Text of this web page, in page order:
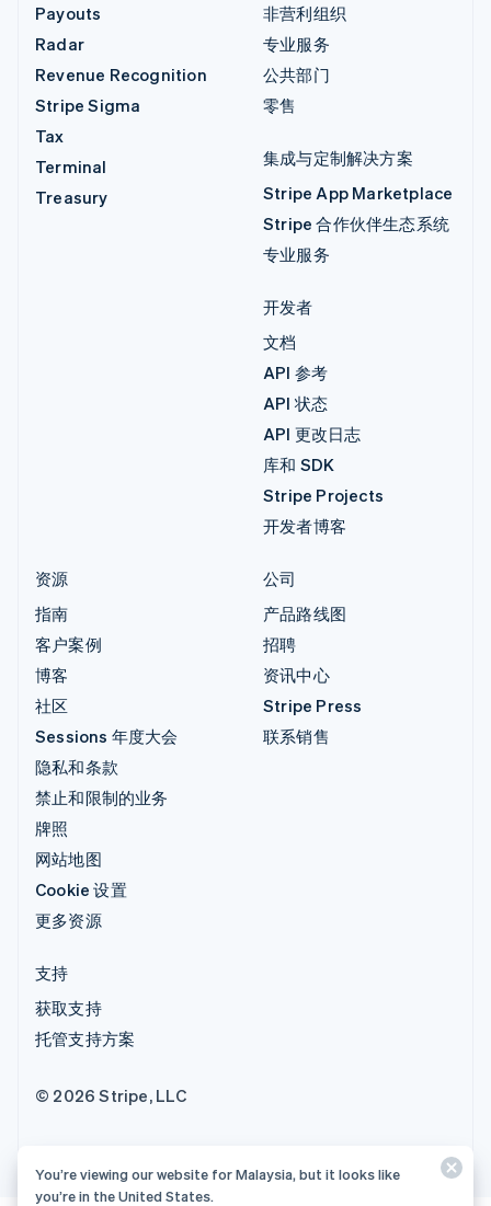
Payouts
Radar
Revenue Recognition
Stripe Sigma
Tax
Terminal
Treasury
非营利组织
专业服务
公共部门
零售
集成与定制解决方案
Stripe App Marketplace
Stripe 合作伙伴生态系统
专业服务
开发者
文档
API 参考
API 状态
API 更改日志
库和 SDK
Stripe Projects
开发者博客
资源
指南
客户案例
博客
社区
Sessions 年度大会
隐私和条款
禁止和限制的业务
牌照
网站地图
Cookie 设置
更多资源
公司
产品路线图
招聘
资讯中心
Stripe Press
联系销售
支持
获取支持
托管支持方案
© 2026 Stripe, LLC
You’re viewing our website for Malaysia, but it looks like
you’re in the United States.